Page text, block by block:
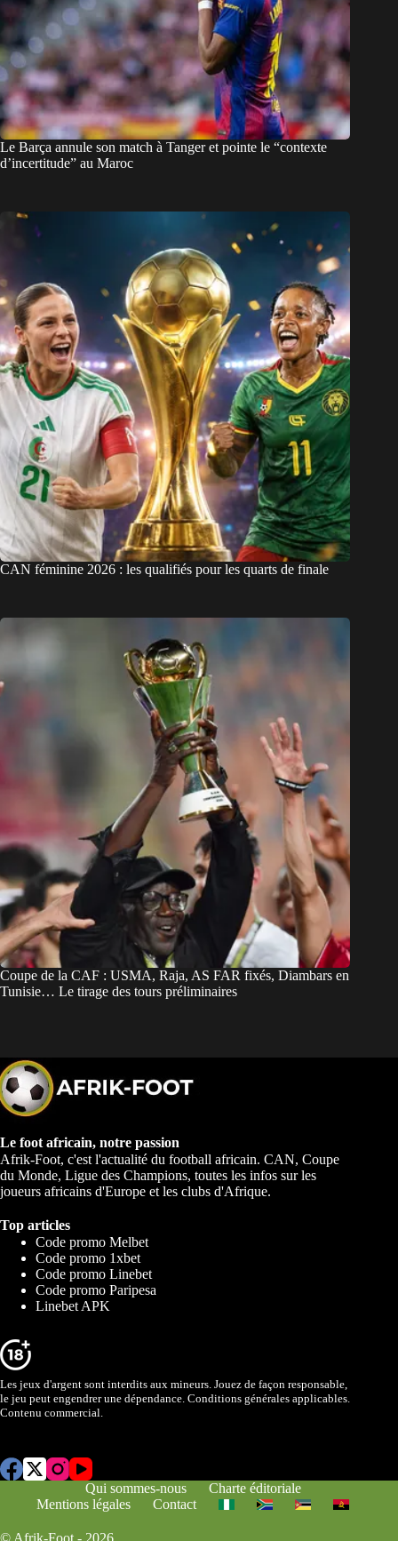
Le Barça annule son match à Tanger et pointe le “contexte
d’incertitude” au Maroc
CAN féminine 2026 : les qualifiés pour les quarts de finale
Coupe de la CAF : USMA, Raja, AS FAR fixés, Diambars en
Tunisie… Le tirage des tours préliminaires
Le foot africain, notre passion
Afrik-Foot, c'est l'actualité du football africain. CAN, Coupe
du Monde, Ligue des Champions, toutes les infos sur les
joueurs africains d'Europe et les clubs d'Afrique.
Top articles
Code promo Melbet
Code promo 1xbet
Code promo Linebet
Code promo Paripesa
Linebet APK
Les jeux d'argent sont interdits aux mineurs. Jouez de façon responsable,
le jeu peut engendrer une dépendance. Conditions générales applicables.
Contenu commercial.
Qui sommes-nous
Charte éditoriale
Mentions légales
Contact
© Afrik-Foot - 2026